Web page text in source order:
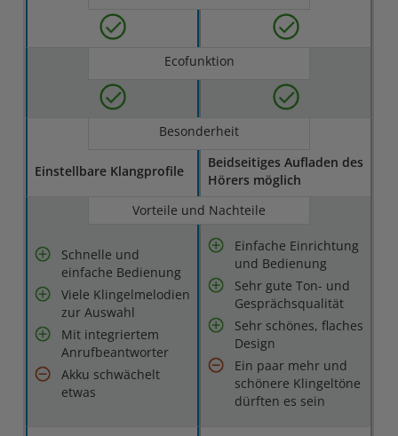
Ecofunktion
Besonderheit
Einstellbare Klangprofile
Beidseitiges Aufladen des
Hörers möglich
Vorteile und Nachteile
Schnelle und
einfache Bedienung
Viele Klingelmelodien
zur Auswahl
Mit integriertem
Anrufbeantworter
Akku schwächelt
etwas
Einfache Einrichtung
und Bedienung
Sehr gute Ton- und
Gesprächsqualität
Sehr schönes, flaches
Design
Ein paar mehr und
schönere Klingeltöne
dürften es sein